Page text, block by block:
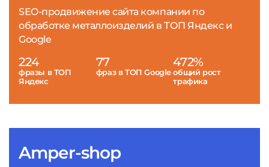
Amper-shop
SEO-продвижение сайта компании по
обработке металлоизделий в ТОП Яндекс и
Google
224
фразы в ТОП
Яндекс
77
фраз в ТОП Google
472%
общий рост
трафика